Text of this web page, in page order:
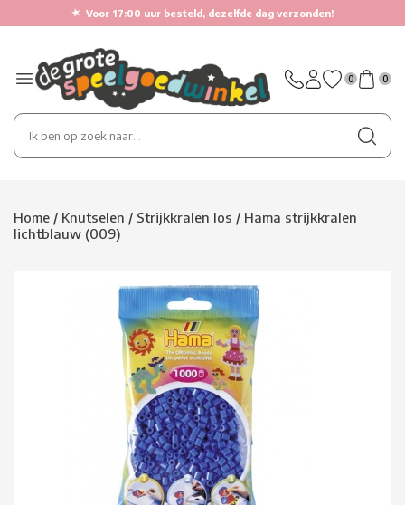
★ Voor 17:00 uur besteld, dezelfde dag verzonden!
0 0
Home / Knutselen / Strijkkralen los / Hama strijkkralen
lichtblauw (009)